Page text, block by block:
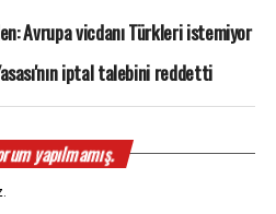
Avrupa vicdanı Türkleri istemiyor
iptal talebini reddetti
yapılmamış.